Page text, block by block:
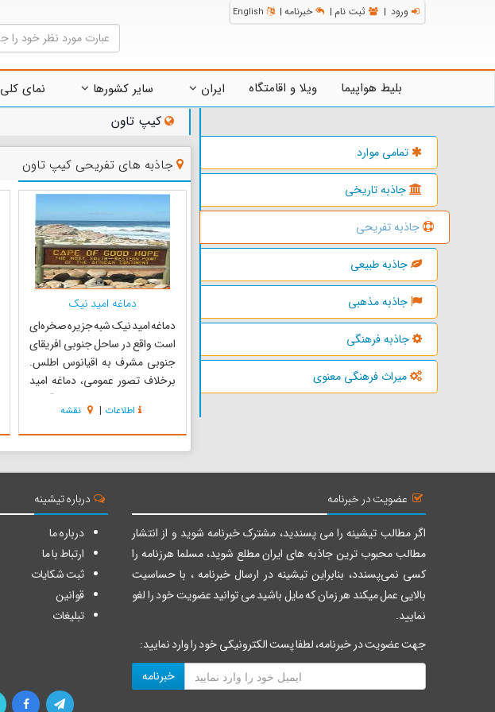
ورود | ثبت نام | خبرنامه |
English
بلیط هواپیما ویلا و اقامتگاه ایران سایر کشورها نمای کلی
تمامی موارد
جاذبه تاریخی
جاذبه تفریحی
جاذبه طبیعی
جاذبه مذهبی
جاذبه فرهنگی
میراث فرهنگی معنوی
کیپ تاون
جاذبه های تفریحی کیپ تاون
دماغه امید نیک
دماغه امید نیک شبه جزیره صخره‌ای
است واقع در ساحل جنوبی افریقای
جنوبی مشرف به اقیانوس اطلس.
برخلاف تصور عمومی، دماغه امید
نیک جنوبی‌ترین بخش قاره آفریقا
نیست، بلکه به عبارت بهتر جنوب
غربی‌ترین قسمت آن است.
جنوبی‌ترین بخش افریقا در واقع
دماغه آگولاس در حدود ۱۵۰
کیلومتری جنوب شرقی امید ...
اطلاعات | نقشه
عضویت در خبرنامه
اگر مطالب تیشینه را می پسندید، مشترک خبرنامه شوید و از انتشار
مطالب محبوب ترین جاذبه های ایران مطلع شوید، مسلما هرزنامه را
کسی نمی‌پسندد، بنابراین تیشینه در ارسال خبرنامه ، با حساسیت
بالایی عمل میکند هر زمان که مایل باشید می توانید عضویت خود را لغو
نمایید.
جهت عضویت در خبرنامه، لطفا پست الکترونیکی خود را وارد نمایید:
خبرنامه
درباره تیشینه
درباره ما
ارتباط با ما
ثبت شکایات
قوانین
تبلیغات